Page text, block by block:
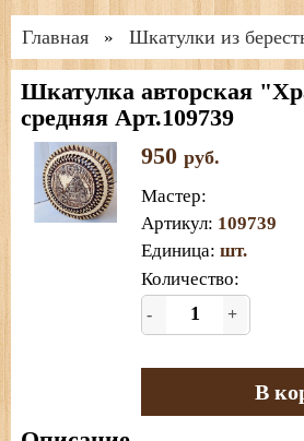
Главная » Шкатулки из
Шкатулка авторская
средняя Арт.109739
950 руб.
Мастер:
Артикул: 109739
Единица: шт.
Количество:
- +
В